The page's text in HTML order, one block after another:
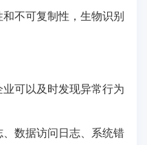
不可复制性，生物识别
业可以及时发现异常行为
、数据访问日志、系统错